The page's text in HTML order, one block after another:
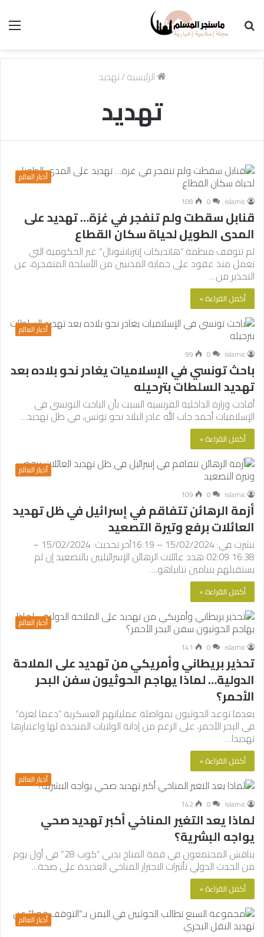
الرئيسية/تهديد
تهديد
أخبار العالم
islamic
0
108
قنابل سقطت ولم تنفجر في غزة… تهديد على
المدى الطويل لحياة سكان القطاع
لم تتوقف منظمة “هانديكاب إنترناشونال” غير الحكومية التي
تعمل منذ عقود على حماية المدنيين من الأسلحة المتفجرة، عن
التحذير من…
أكمل القراءة »
أخبار العالم
islamic
0
99
باحث تونسي في الإسلاميات يغادر نحو بلاده بعد
تهديد السلطات بترحيله
أفادت وزارة الداخلية الفرنسية السبت بأن الباحث التونسي في
الإسلاميات أحمد جاب الله غادر البلاد نحو تونس، في ظل تهديد…
أكمل القراءة »
أخبار العالم
islamic
0
109
أزمة الرهائن تتفاقم في إسرائيل في ظل تهديد
العائلات برفع وتيرة التصعيد
نشرت في: 15/02/2024 – 16:19آخر تحديث: 15/02/2024 –
16:38 02:09 هدد عائلات الرهائن الإسرائيليين بالتصعيد إن لم
يستقبلهم بنيامين نتانياهو.…
أكمل القراءة »
أخبار العالم
islamic
0
141
تحذير بريطاني وأمريكي من تهديد على الملاحة
الدولية… لماذا يهاجم الحوثيون سفن البحر
الأحمر؟
بعدما توعد الحوثيون بمواصلة عملياتهم العسكرية “دعما لغزة”
في البحر الأحمر، على الرغم من إدانة الولايات المتحدة لها واعتبارها
تهديدا…
أكمل القراءة »
أخبار العالم
islamic
0
142
لماذا يعد التغير المناخي أكبر تهديد صحي
يواجه البشرية؟
يناقش المجتمعون في قمة المناخ بدبي “كوب 28” في أول يوم
من الحدث الدولي تأثيرات الاحترار المناخي العديدة على صحة…
أكمل القراءة »
أخبار العالم